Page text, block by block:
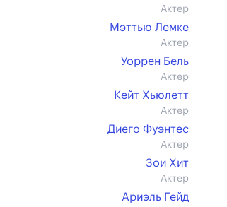
Актер
Мэттью Лемке
Актер
Уоррен Бель
Актер
Кейт Хьюлетт
Актер
Диего Фуэнтес
Актер
Зои Хит
Актер
Ариэль Гейд